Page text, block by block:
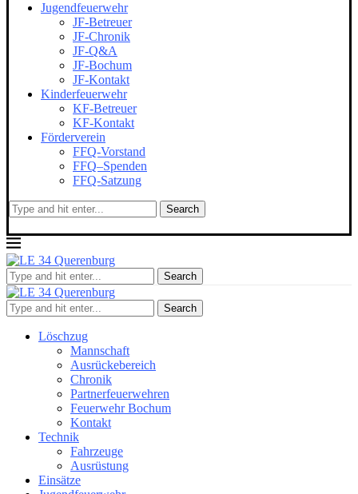
Jugendfeuerwehr
JF-Betreuer
JF-Chronik
JF-Q&A
JF-Bochum
JF-Kontakt
Kinderfeuerwehr
KF-Betreuer
KF-Kontakt
Förderverein
FFQ-Vorstand
FFQ–Spenden
FFQ-Satzung
Search
Search
Search
Löschzug
Mannschaft
Ausrückebereich
Chronik
Partnerfeuerwehren
Feuerwehr Bochum
Kontakt
Technik
Fahrzeuge
Ausrüstung
Einsätze